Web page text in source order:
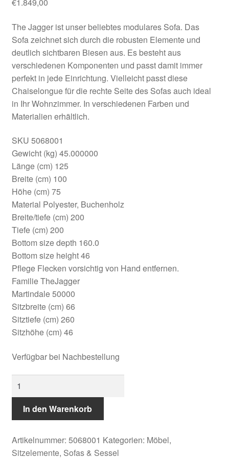
The Jagger ist unser beliebtes modulares Sofa. Das
Sofa zeichnet sich durch die robusten Elemente und
deutlich sichtbaren Biesen aus. Es besteht aus
verschiedenen Komponenten und passt damit immer
perfekt in jede Einrichtung. Vielleicht passt diese
Chaiselongue für die rechte Seite des Sofas auch ideal
in Ihr Wohnzimmer. In verschiedenen Farben und
Materialien erhältlich.
SKU 5068001
Gewicht (kg) 45.000000
Länge (cm) 125
Breite (cm) 100
Höhe (cm) 75
Material Polyester, Buchenholz
Breite/tiefe (cm) 200
Tiefe (cm) 200
Bottom size depth 160.0
Bottom size height 46
Pflege Flecken vorsichtig von Hand entfernen.
Familie TheJagger
Martindale 50000
Sitzbreite (cm) 66
Sitztiefe (cm) 260
Sitzhöhe (cm) 46
Verfügbar bei Nachbestellung
Maison:
The
Jagger
Longue
In den Warenkorb
Artikelnummer: 5068001 Kategorien: Möbel,
Sitzelemente, Sofas & Sessel